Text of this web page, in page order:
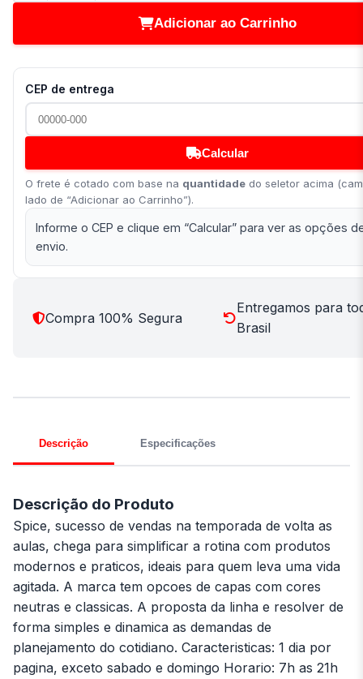
Adicionar ao Carrinho
CEP de entrega
Calcular
O frete é cotado com base na quantidade do seletor acima
lado de “Adicionar ao Carrinho”).
Informe o CEP e clique em “Calcular” para ver as opções
envio.
Compra 100% Segura
Entregamos para
Brasil
Descrição Especificações
Descrição do Produto
Spice, sucesso de vendas na temporada de volta as
aulas, chega para simplificar a rotina com produtos
modernos e praticos, ideais para quem leva uma vida
agitada. A marca tem opcoes de capas com cores
neutras e classicas. A proposta da linha e resolver de
forma simples e dinamica as demandas de
planejamento do cotidiano. Caracteristicas: 1 dia por
pagina, exceto sabado e domingo Horario: 7h as 21h